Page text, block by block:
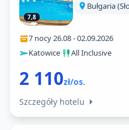
7,8
Bułgaria
7 nocy·26.08-02.09.2026
Katowice· All Inclusive
2 110zł/os.
Szczegóły hotelu